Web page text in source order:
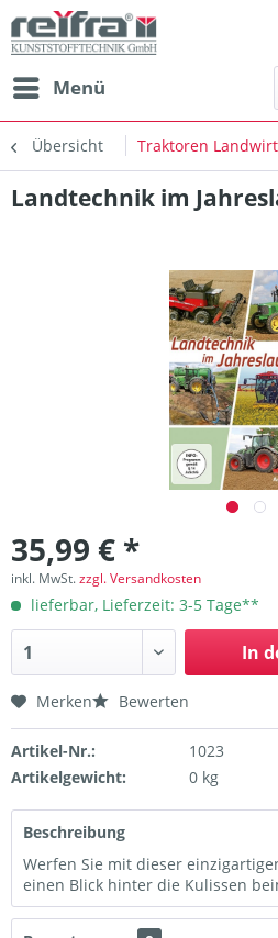
Menü
Übersicht Traktoren
Landtechnik im
35,99 € *
inkl. MwSt.zzgl. Versandkosten
lieferbar, Lieferzeit: 3-5 Tage**
In
Merken Bewerten
Artikel-Nr.:
1023
Artikelgewicht:
0 kg
Beschreibung
Werfen Sie mit dieser
einen Blick hinter die Kulissen